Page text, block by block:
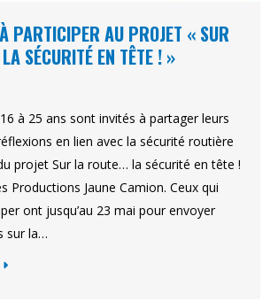
PARTICIPER AU PROJET « SUR
SÉCURITÉ EN TÊTE ! »
à 25 ans sont invités à partager leurs
en lien avec la sécurité routière
projet Sur la route… la sécurité en tête !
Productions Jaune Camion. Ceux qui
ont jusqu’au 23 mai pour envoyer
sur la…